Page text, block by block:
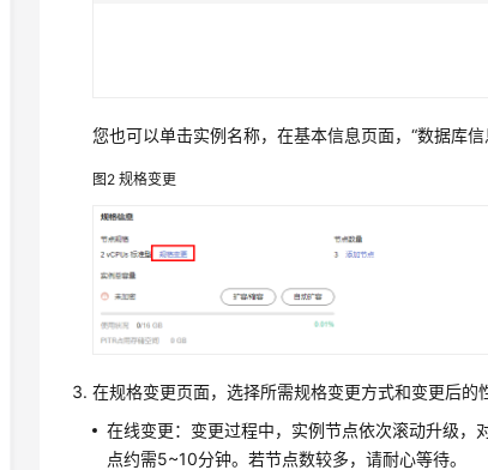
您也可以单击实例名称，在基本信息页面，“数据库
图2规格变更
在规格变更页面，选择所需规格变更方式和变更后的
在线变更：变更过程中，实例节点依次滚动升级
点约需5~10分钟。若节点数较多，请耐心等待。